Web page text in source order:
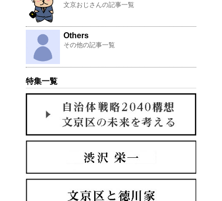
文京おじさんの記事一覧
Others
その他の記事一覧
特集一覧